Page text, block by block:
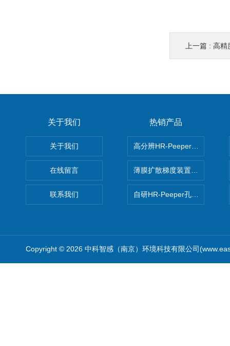
上一篇 : 高精度
关于我们
关于我们
在线留言
联系我们
热销产品
高分辨HR-Peeper采样器孔隙
薄膜扩散梯度装置 Agl DGT
自研HR-Peeper孔隙水采样器
Copyright © 2026 中科智感（南京）环境科技有限公司